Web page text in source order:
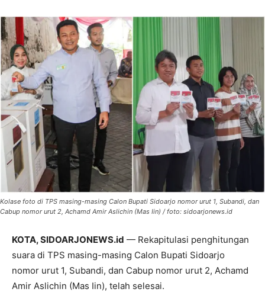
Kolase foto di TPS masing-masing Calon Bupati Sidoarjo nomor urut 1, Subandi, dan
Cabup nomor urut 2, Achamd Amir Aslichin (Mas Iin) / foto: sidoarjonews.id
KOTA, SIDOARJONEWS.id — Rekapitulasi penghitungan
suara di TPS masing-masing Calon Bupati Sidoarjo
nomor urut 1, Subandi, dan Cabup nomor urut 2, Achamd
Amir Aslichin (Mas Iin), telah selesai.